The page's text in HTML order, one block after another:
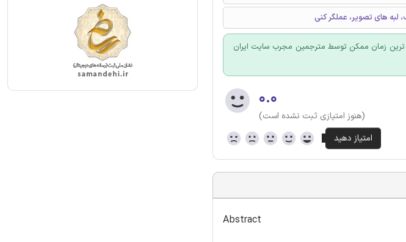
لبه های تصویر، عملگر کنی
ترین زمان ممکن توسط مترجمین مجرب سایت ایران
۰.۰
(هنوز امتیازی ثبت نشده است)
Abstract